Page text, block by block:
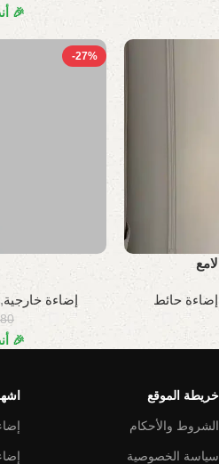
🎉
إضاءة حائط
-27%
إضاءة خارجية,
🎉
خريطة الموقع
الشروط والأحكام
سياسة الخصوصية